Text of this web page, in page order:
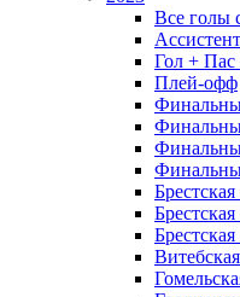
Все голы
Гол + Пас
Плей-офф